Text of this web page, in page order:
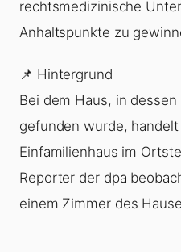
rechtsmedizinische
Anhaltspunkte zu
📌 Hintergrund
Bei dem Haus, in
gefunden wurde,
Einfamilienhaus im
Reporter der dpa
einem Zimmer des